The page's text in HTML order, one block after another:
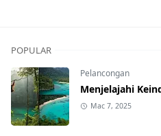
POPULAR
Pelancongan
Menjelajahi
Mac 7, 2025